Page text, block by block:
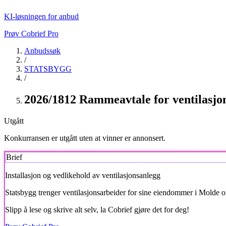
KI-løsningen for anbud
Prøv Cobrief Pro
Anbudssøk
/
STATSBYGG
/
2026/1812 Rammeavtale for
Utgått
Konkurransen er utgått uten at vinner er annonsert.
Brief
Installasjon og vedlikehold av ventilasjonsanlegg
Statsbygg trenger ventilasjonsarbeider for sine eiendommer i Molde
Slipp å lese og skrive alt selv, la Cobrief gjøre det for deg!